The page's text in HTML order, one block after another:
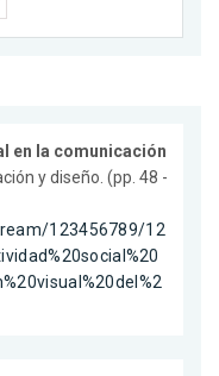
en la comunicación
y diseño. (pp. 48 -
123456789/12